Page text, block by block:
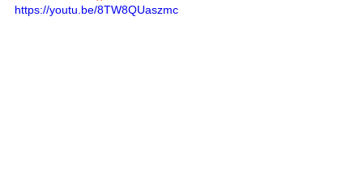
https://youtu.be/8TW8QUaszmc